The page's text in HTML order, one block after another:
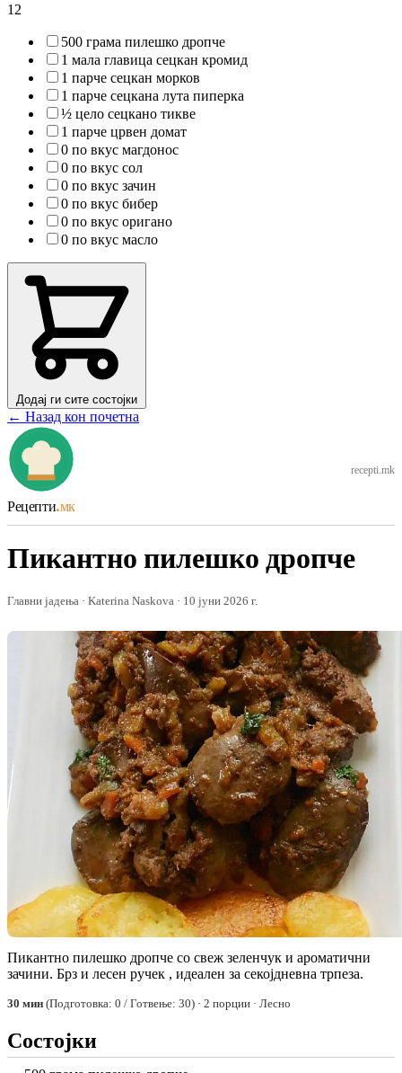
12
500 грама пилешко дропче
1 мала главица сецкан кромид
1 парче сецкан морков
1 парче сецкана лута пиперка
½ цело сецкано тикве
1 парче црвен домат
0 по вкус магдонос
0 по вкус сол
0 по вкус зачин
0 по вкус бибер
0 по вкус оригано
0 по вкус масло
Додај ги сите состојки
← Назад кон почетна
Рецепти.мк
recepti.mk
Пикантно пилешко дропче
Главни јадења · Katerina Naskova · 10 јуни 2026 г.
Пикантно пилешко дропче со свеж зеленчук и ароматични
зачини. Брз и лесен ручек , идеален за секојдневна трпеза.
30 мин (Подготовка: 0 / Готвење: 30) · 2 порции · Лесно
Состојки